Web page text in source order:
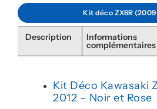
Kit déco ZX6R
Description Informations
complémentaires
Kit Déco Kawasaki
2012 – Noir et Rose